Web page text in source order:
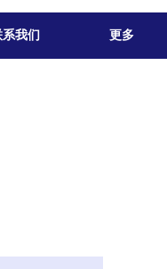
系我们 更多